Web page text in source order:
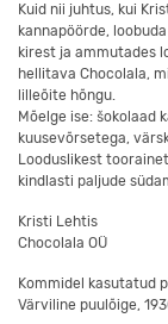
Kuid nii juhtus, kui
kannapöörde,
kirest ja ammutades
hellitava Chocolala,
lilleõite hõngu.
Mõelge ise: šokolaad
kuusevõrsetega,
Looduslikest
kindlasti paljude
Kristi Lehtis
Chocolala OÜ
Kommidel kasutatud
Värviline puulõige,